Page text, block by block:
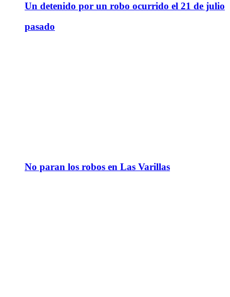
Un detenido por un robo ocurrido el 21 de julio
pasado
No paran los robos en Las Varillas